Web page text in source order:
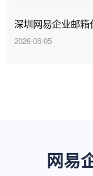
深圳网易企业邮
2026-08-05
网易